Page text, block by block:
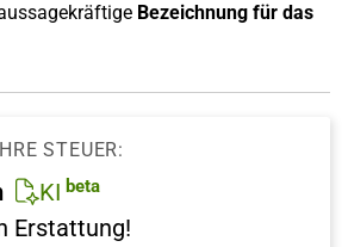
Bezeichnung für das
STEUER:
KI beta
Erstattung!